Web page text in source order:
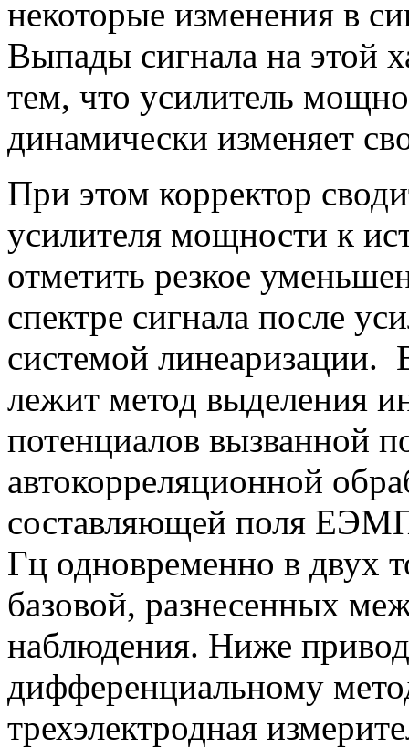
некоторые изменения в
Выпады сигнала на этой
тем, что усилитель
динамически изменяет
При этом корректор
усилителя мощности к
отметить резкое
спектре сигнала после
системой линеаризации.
лежит метод выделения
потенциалов вызванной
автокорреляционной
составляющей поля
Гц одновременно в двух
базовой, разнесенных
наблюдения. Ниже
дифференциальному
трехэлектродная